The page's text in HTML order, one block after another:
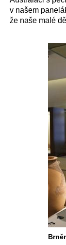
v našem
že naše malé